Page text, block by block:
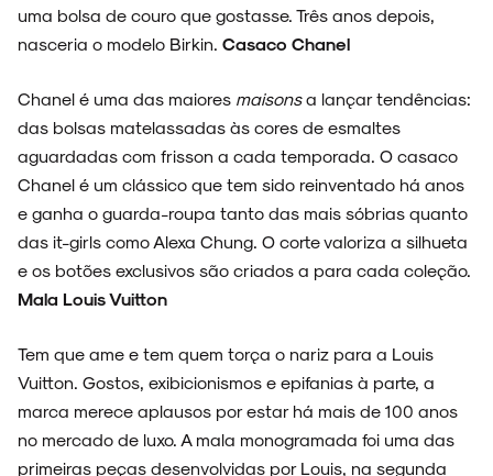
uma bolsa de couro que gostasse. Três anos depois,
nasceria o modelo Birkin. Casaco Chanel
Chanel é uma das maiores maisonsa lançar tendências:
das bolsas matelassadas às cores de esmaltes
aguardadas com frisson a cada temporada. O casaco
Chanel é um clássico que tem sido reinventado há anos
e ganha o guarda-roupa tanto das mais sóbrias quanto
das it-girls como Alexa Chung. O corte valoriza a silhueta
e os botões exclusivos são criados a para cada coleção.
Mala Louis Vuitton
Tem que ame e tem quem torça o nariz para a Louis
Vuitton. Gostos, exibicionismos e epifanias à parte, a
marca merece aplausos por estar há mais de 100 anos
no mercado de luxo. A mala monogramada foi uma das
primeiras peças desenvolvidas por Louis, na segunda